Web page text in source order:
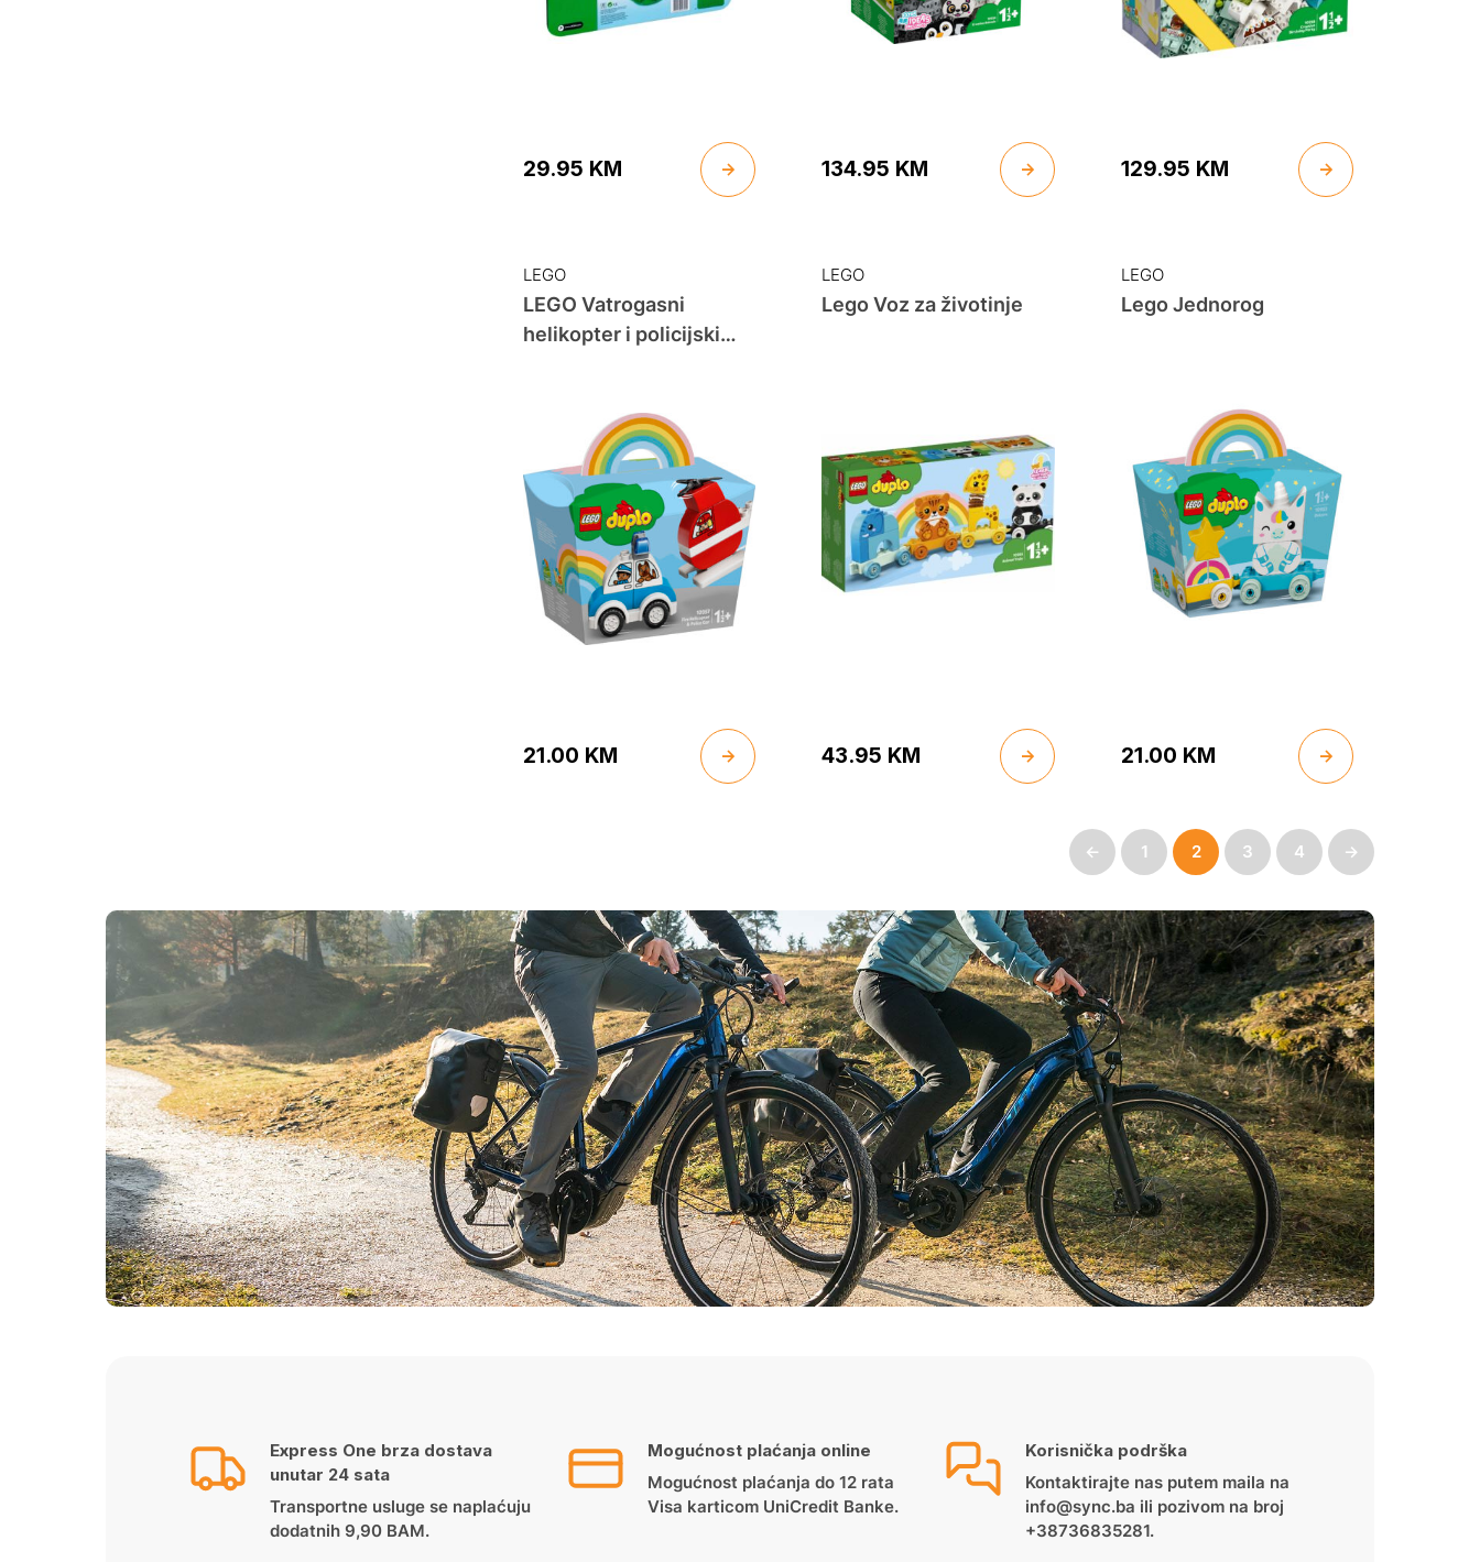
29.95 KM 134.95 KM 129.95 KM
LEGO
LEGO Vatrogasni
helikopter i policijski
21.00 KM
LEGO
Lego Voz za životinje
43.95 KM
LEGO
Lego Jednorog
21.00 KM
← 1 2 3 4 →
Express One brza dostava
unutar 24 sata
Transportne usluge se naplaćuju
dodatnih 9,90 BAM.
Mogućnost plaćanja online
Mogućnost plaćanja do 12 rata
Visa karticom UniCredit Banke.
Korisnička podrška
Kontaktirajte nas putem maila na
info@sync.ba ili pozivom na broj
+38736835281.